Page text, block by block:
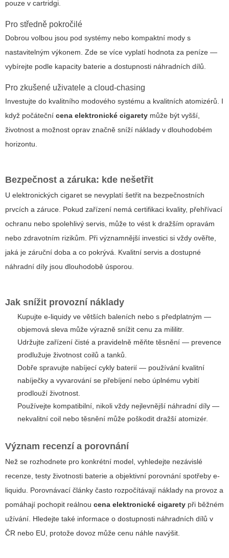
pouze v cartridgi.
Pro středně pokročilé
Dobrou volbou jsou pod systémy nebo kompaktní mody s
nastavitelným výkonem. Zde se více vyplatí hodnota za peníze —
vybírejte podle kapacity baterie a dostupnosti náhradních dílů.
Pro zkušené uživatele a cloud-chasing
Investujte do kvalitního modového systému a kvalitních atomizérů. I
když počáteční cena elektronické cigarety může být vyšší,
životnost a možnost oprav značně sníží náklady v dlouhodobém
horizontu.
Bezpečnost a záruka: kde nešetřit
U elektronických cigaret se nevyplatí šetřit na bezpečnostních
prvcích a záruce. Pokud zařízení nemá certifikaci kvality, přehřívací
ochranu nebo spolehlivý servis, může to vést k dražším opravám
nebo zdravotním rizikům. Při významnější investici si vždy ověřte,
jaká je záruční doba a co pokrývá. Kvalitní servis a dostupné
náhradní díly jsou dlouhodobě úsporou.
Jak snížit provozní náklady
Kupujte e-liquidy ve větších baleních nebo s předplatným —
objemová sleva může výrazně snížit cenu za mililitr.
Udržujte zařízení čisté a pravidelně měňte těsnění — prevence
prodlužuje životnost coilů a tanků.
Dobře spravujte nabíjecí cykly baterií — používání kvalitní
nabíječky a vyvarování se přebíjení nebo úplnému vybití
prodlouží životnost.
Používejte kompatibilní, nikoli vždy nejlevnější náhradní díly —
nekvalitní coil nebo těsnění může poškodit dražší atomizér.
Význam recenzí a porovnání
Než se rozhodnete pro konkrétní model, vyhledejte nezávislé
recenze, testy životnosti baterie a objektivní porovnání spotřeby e-
liquidu. Porovnávací články často rozpočítávají náklady na provoz a
pomáhají pochopit reálnou cena elektronické cigarety při běžném
užívání. Hledejte také informace o dostupnosti náhradních dílů v
ČR nebo EU, protože dovoz může cenu náhle navýšit.